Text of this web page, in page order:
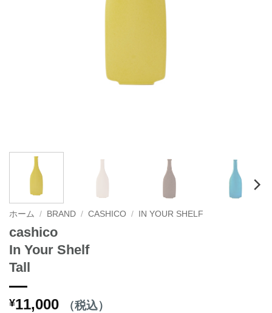
ホーム / BRAND / CASHICO / IN YOUR SHELF
cashico
In Your Shelf
Tall
¥11,000 （税込）